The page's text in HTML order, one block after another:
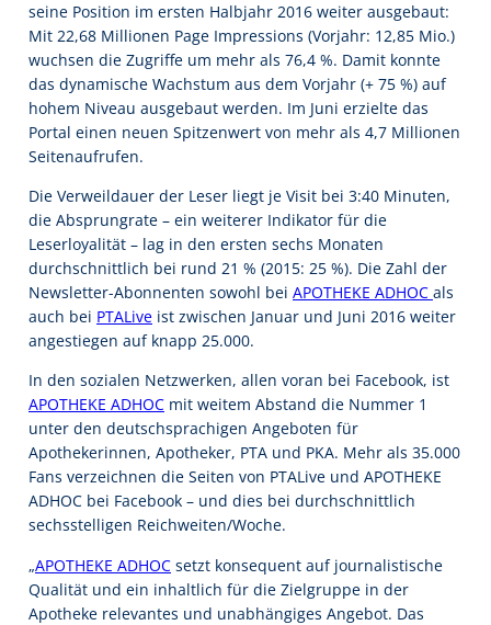
seine Position im ersten Halbjahr 2016 weiter ausgebaut:
Mit 22,68 Millionen Page Impressions (Vorjahr: 12,85 Mio.)
wuchsen die Zugriffe um mehr als 76,4 %. Damit konnte
das dynamische Wachstum aus dem Vorjahr (+ 75 %) auf
hohem Niveau ausgebaut werden. Im Juni erzielte das
Portal einen neuen Spitzenwert von mehr als 4,7 Millionen
Seitenaufrufen.
Die Verweildauer der Leser liegt je Visit bei 3:40 Minuten,
die Absprungrate – ein weiterer Indikator für die
Leserloyalität – lag in den ersten sechs Monaten
durchschnittlich bei rund 21 % (2015: 25 %). Die Zahl der
Newsletter-Abonnenten sowohl bei APOTHEKE ADHOC als
auch bei PTALive ist zwischen Januar und Juni 2016 weiter
angestiegen auf knapp 25.000.
In den sozialen Netzwerken, allen voran bei Facebook, ist
APOTHEKE ADHOC mit weitem Abstand die Nummer 1
unter den deutschsprachigen Angeboten für
Apothekerinnen, Apotheker, PTA und PKA. Mehr als 35.000
Fans verzeichnen die Seiten von PTALive und APOTHEKE
ADHOC bei Facebook – und dies bei durchschnittlich
sechsstelligen Reichweiten/Woche.
„APOTHEKE ADHOC setzt konsequent auf journalistische
Qualität und ein inhaltlich für die Zielgruppe in der
Apotheke relevantes und unabhängiges Angebot. Das